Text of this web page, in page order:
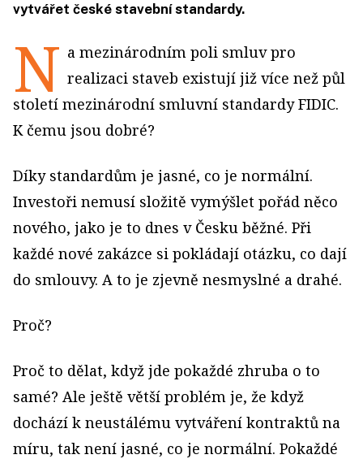
vytvářet české stavební standardy.
N a mezinárodním poli smluv pro
realizaci staveb existují již více než půl
století mezinárodní smluvní standardy FIDIC.
K čemu jsou dobré?
Díky standardům je jasné, co je normální.
Investoři nemusí složitě vymýšlet pořád něco
nového, jako je to dnes v Česku běžné. Při
každé nové zakázce si pokládají otázku, co dají
do smlouvy. A to je zjevně nesmyslné a drahé.
Proč?
Proč to dělat, když jde pokaždé zhruba o to
samé? Ale ještě větší problém je, že když
dochází k neustálému vytváření kontraktů na
míru, tak není jasné, co je normální. Pokaždé